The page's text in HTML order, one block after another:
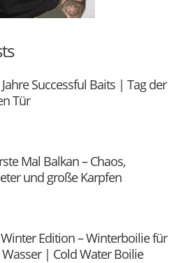
Successful Baits | Tag der
Tür
Mal Balkan – Chaos,
und große Karpfen
Edition – Winterboilie für
Wasser | Cold Water Boilie